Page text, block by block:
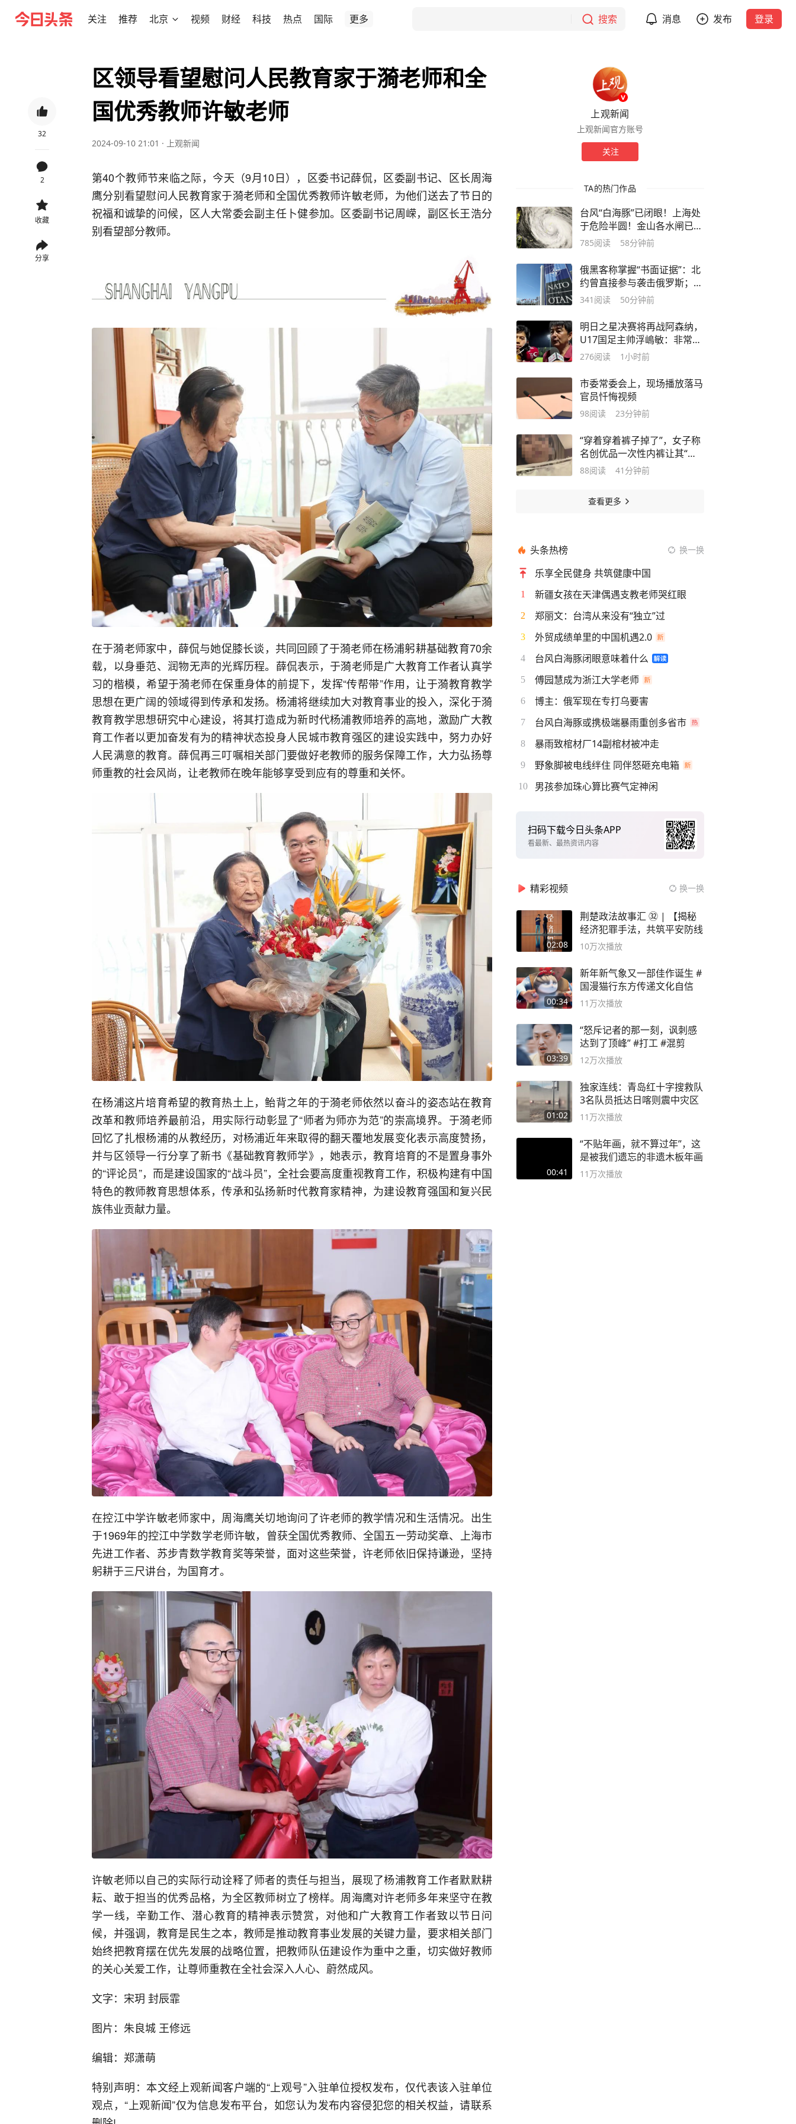
关注 推荐 北京 视频 财经 科技 热点 国际 更多 搜索 消息 发布 登录
32
2
收藏
分享
区领导看望慰问人民教育家于漪老师和全
国优秀教师许敏老师
2024-09-10 21:01 · 上观新闻
第40个教师节来临之际，今天（9月10日），区委书记薛侃，区委副书记、区长周海
鹰分别看望慰问人民教育家于漪老师和全国优秀教师许敏老师，为他们送去了节日的
祝福和诚挚的问候，区人大常委会副主任卜健参加。区委副书记周嵘，副区长王浩分
别看望部分教师。
在于漪老师家中，薛侃与她促膝长谈，共同回顾了于漪老师在杨浦躬耕基础教育70余
载，以身垂范、润物无声的光辉历程。薛侃表示，于漪老师是广大教育工作者认真学
习的楷模，希望于漪老师在保重身体的前提下，发挥“传帮带”作用，让于漪教育教学
思想在更广阔的领域得到传承和发扬。杨浦将继续加大对教育事业的投入，深化于漪
教育教学思想研究中心建设，将其打造成为新时代杨浦教师培养的高地，激励广大教
育工作者以更加奋发有为的精神状态投身人民城市教育强区的建设实践中，努力办好
人民满意的教育。薛侃再三叮嘱相关部门要做好老教师的服务保障工作，大力弘扬尊
师重教的社会风尚，让老教师在晚年能够享受到应有的尊重和关怀。
在杨浦这片培育希望的教育热土上，鲐背之年的于漪老师依然以奋斗的姿态站在教育
改革和教师培养最前沿，用实际行动彰显了“师者为师亦为范”的崇高境界。于漪老师
回忆了扎根杨浦的从教经历，对杨浦近年来取得的翻天覆地发展变化表示高度赞扬，
并与区领导一行分享了新书《基础教育教师学》，她表示，教育培育的不是置身事外
的“评论员”，而是建设国家的“战斗员”，全社会要高度重视教育工作，积极构建有中国
特色的教师教育思想体系，传承和弘扬新时代教育家精神，为建设教育强国和复兴民
族伟业贡献力量。
在控江中学许敏老师家中，周海鹰关切地询问了许老师的教学情况和生活情况。出生
于1969年的控江中学数学老师许敏，曾获全国优秀教师、全国五一劳动奖章、上海市
先进工作者、苏步青数学教育奖等荣誉，面对这些荣誉，许老师依旧保持谦逊，坚持
躬耕于三尺讲台，为国育才。
许敏老师以自己的实际行动诠释了师者的责任与担当，展现了杨浦教育工作者默默耕
耘、敢于担当的优秀品格，为全区教师树立了榜样。周海鹰对许老师多年来坚守在教
学一线，辛勤工作、潜心教育的精神表示赞赏，对他和广大教育工作者致以节日问
候，并强调，教育是民生之本，教师是推动教育事业发展的关键力量，要求相关部门
始终把教育摆在优先发展的战略位置，把教师队伍建设作为重中之重，切实做好教师
的关心关爱工作，让尊师重教在全社会深入人心、蔚然成风。
文字：宋玥 封辰霏
图片：朱良城 王修远
编辑：郑潇萌
特别声明：本文经上观新闻客户端的“上观号”入驻单位授权发布，仅代表该入驻单位
观点，“上观新闻”仅为信息发布平台，如您认为发布内容侵犯您的相关权益，请联系
上观新闻
上观新闻官方账号
关注
TA的热门作品
台风“白海豚”已闭眼！上海处
于危险半圆！金山各水闸已累
计排水超1475万立方…
785阅读 58分钟前
俄黑客称掌握“书面证据”：北
约曾直接参与袭击俄罗斯；美
情报评估：俄可能在未来几年
341 阅读 50分钟前
明日之星决赛将再战阿森纳，
U17国足主帅浮嶋敏：非常期
待
276阅读 1小时前
市委常委会上，现场播放落马
官员忏悔视频
98阅读 23分钟前
“穿着穿着裤子掉了”，女子称
名创优品一次性内裤让其“颜
面尽失”，品牌致歉
88阅读 41分钟前
查看更多
头条热榜 换一换
乐享全民健身 共筑健康中国
1 新疆女孩在天津偶遇支教老师哭红眼
2 郑丽文：台湾从来没有“独立”过
3 外贸成绩单里的中国机遇2.0
4 台风白海豚闭眼意味着什么
5 傅园慧成为浙江大学老师
6 博主：俄军现在专打乌要害
7 台风白海豚或携极端暴雨重创多省市
8 暴雨致棺材厂14副棺材被冲走
9 野象脚被电线绊住 同伴怒砸充电箱
10 男孩参加珠心算比赛气定神闲
扫码下载今日头条APP
看最新、最热资讯内容
精彩视频 换一换
02:08
荆楚政法故事汇 ㉜ | 【揭秘
经济犯罪手法，共筑平安防线
10万次播放
00:34
新年新气象又一部佳作诞生 #
国漫猫行东方传递文化自信
11万次播放
03:39
“怒斥记者的那一刻，讽刺感
达到了顶峰” #打工 #混剪
12万次播放
01:02
独家连线：青岛红十字搜救队
3名队员抵达日喀则震中灾区
11万次播放
00:41
“不贴年画，就不算过年”，这
是被我们遗忘的非遗木板年画
11万次播放